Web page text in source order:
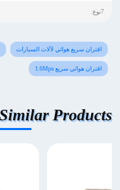
7نوع:
اقتران سريع هوائي لآلات السيارات
اقتران هوائي سريع 1.6Mpa
Products